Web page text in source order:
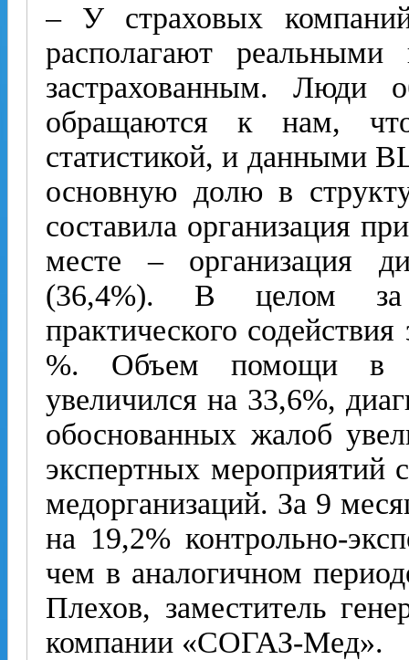
– У страховых
располагают
застрахованным.
обращаются к нам,
статистикой, и данными
основную долю в
составила организация
месте – организация
(36,4%). В целом за
практического
%. Объем помощи в
увеличился на 33,6%,
обоснованных жалоб
экспертных
медорганизаций. За 9
на 19,2% контрольно-
чем в аналогичном
Плехов, заместитель
компании «СОГАЗ-Мед».